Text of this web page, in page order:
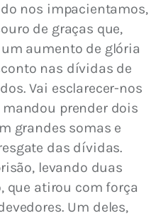
nos impacientamos,
de graças que,
aumento de glória
nas dívidas de
Vai esclarecer-nos
prender dois
grandes somas e
das dívidas.
levando duas
que atirou com força
Um deles,